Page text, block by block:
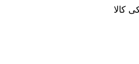
کالا